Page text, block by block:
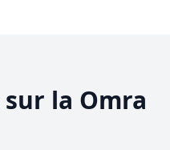
la Omra